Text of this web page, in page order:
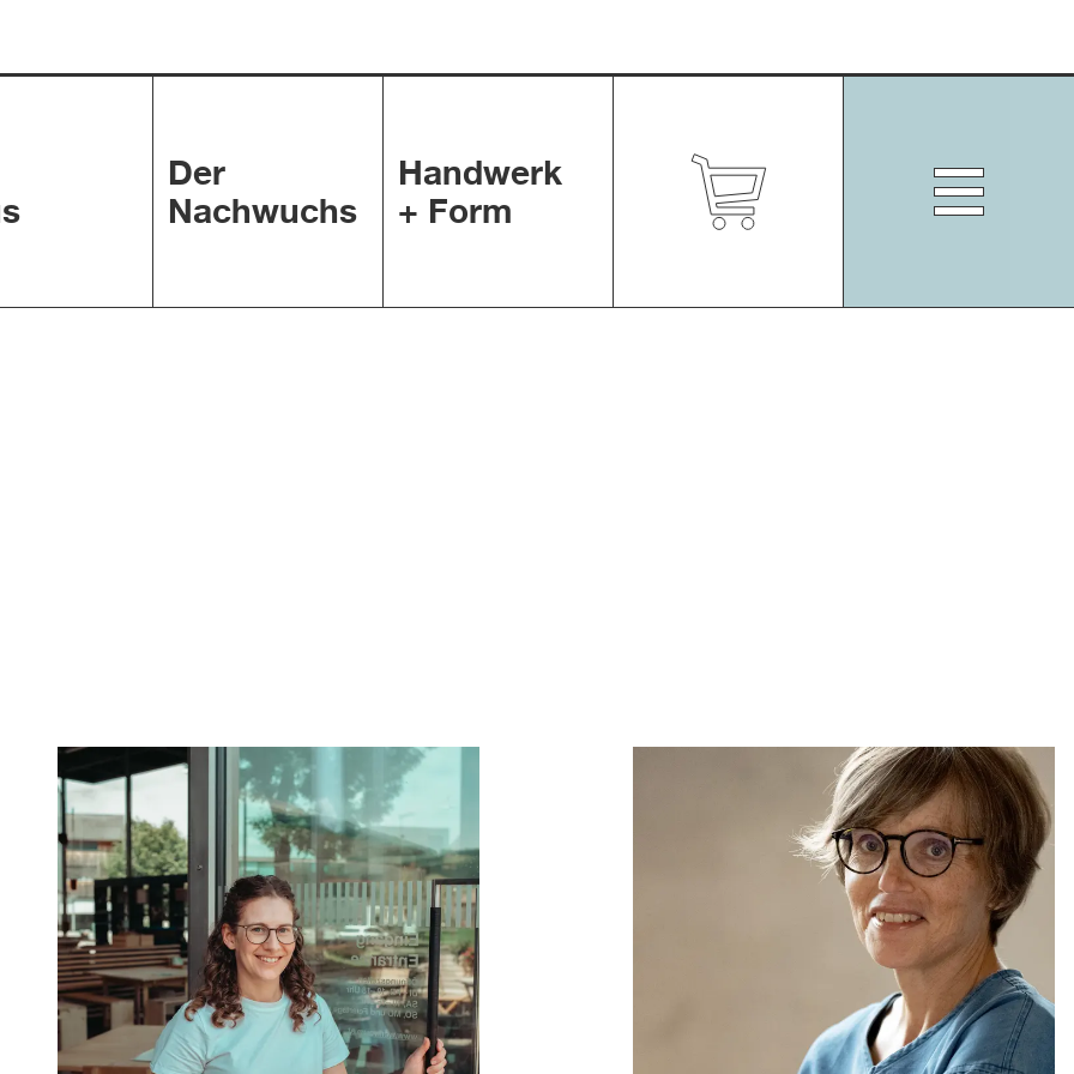
Der
Nachwuchs
Handwerk
+ Form
Zum
Shop